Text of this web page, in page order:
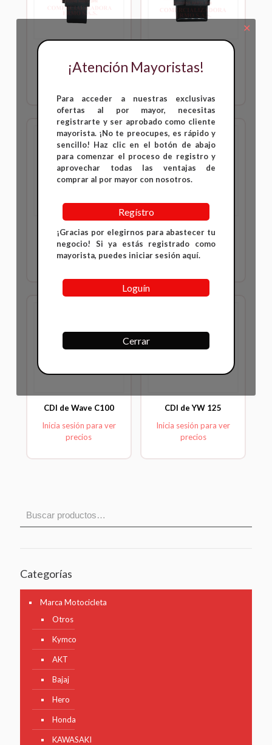
Inicia sesión para ver
Inicia sesión para ver
CDI de TTR 180
Inicia sesión para ver
precios
CDI de Uni-K
Inicia sesión para ver
precios
CDI de Wave C100
Inicia sesión para ver
precios
CDI de YW 125
Inicia sesión para ver
precios
Categorías
Marca Motocicleta
Otros
Kymco
AKT
Bajaj
Hero
Honda
KAWASAKI
✕
¡Atención Mayoristas!
Para acceder a nuestras exclusivas
ofertas al por mayor, necesitas
registrarte y ser aprobado como cliente
mayorista. ¡No te preocupes, es rápido y
sencillo! Haz clic en el botón de abajo
para comenzar el proceso de registro y
aprovechar todas las ventajas de
comprar al por mayor con nosotros.
Regístro
¡Gracias por elegirnos para abastecer tu
negocio! Si ya estás registrado como
mayorista, puedes iniciar sesión aquí.
Loguín
Cerrar